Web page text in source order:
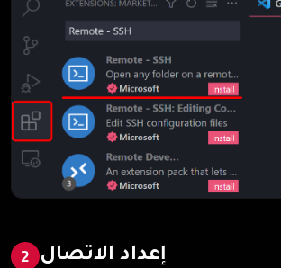
2 إعداد الاتصال